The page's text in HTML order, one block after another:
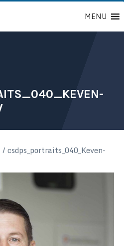
MENU
/ csdps_portraits_040_Keven-